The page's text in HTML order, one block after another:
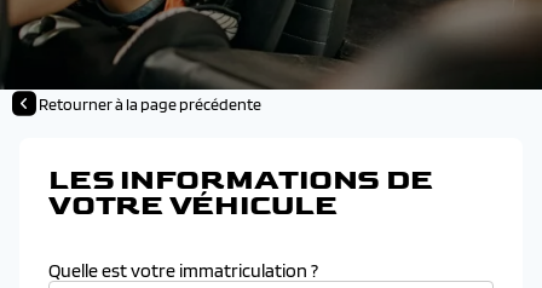
Retourner à la page précédente
LES INFORMATIONS DE
VOTRE VÉHICULE
Quelle est votre immatriculation ?